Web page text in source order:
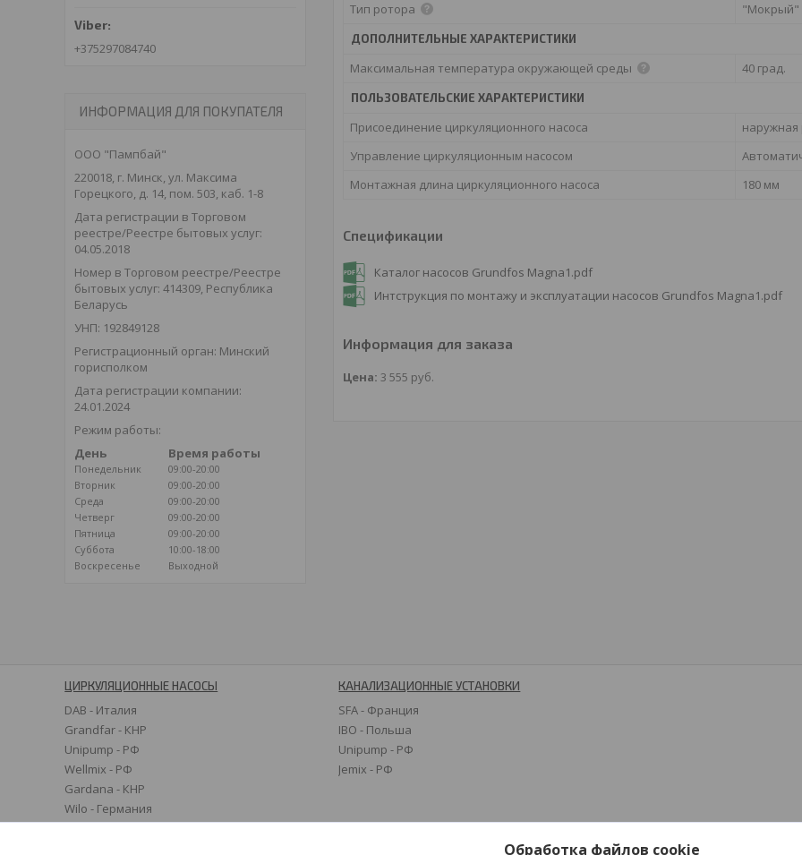
Тип ротора
"Мокрый"
ДОПОЛНИТЕЛЬНЫЕ ХАРАКТЕРИСТИКИ
Максимальная температура окружающей среды 40 град.
ПОЛЬЗОВАТЕЛЬСКИЕ ХАРАКТЕРИСТИКИ
Присоединение циркуляционного насоса
наружная
Управление циркуляционным насосом
Монтажная длина циркуляционного насоса
180 мм
Спецификации
Каталог насосов Grundfos Magna1.pdf
Интструкция по монтажу и эксплуатации насосов Grundfos Magna1.pdf
Информация для заказа
Цена: 3 555 руб.
+375297084740
ИНФОРМАЦИЯ ДЛЯ ПОКУПАТЕЛЯ
ООО "Пампбай"
220018, г. Минск, ул. Максима
Горецкого, д. 14, пом. 503, каб. 1-8
Дата регистрации в Торговом
реестре/Реестре бытовых услуг:
04.05.2018
Номер в Торговом реестре/Реестре
бытовых услуг: 414309, Республика
Беларусь
УНП: 192849128
Регистрационный орган: Минский
горисполком
Дата регистрации компании:
24.01.2024
Режим работы:
День
Время работы
Понедельник
09:00-20:00
Вторник
09:00-20:00
Среда
09:00-20:00
Четверг
09:00-20:00
Пятница
09:00-20:00
Суббота
10:00-18:00
Воскресенье
Выходной
ЦИРКУЛЯЦИОННЫЕ НАСОСЫ
DAB - Италия
Grandfar - КНР
Unipump - РФ
Wellmix - РФ
Gardana - КНР
Wilo - Германия
Grundfos - Дания
КАНАЛИЗАЦИОННЫЕ УСТАНОВКИ
SFA - Франция
IBO - Польша
Unipump - РФ
Jemix - РФ
Обработка файлов cookie